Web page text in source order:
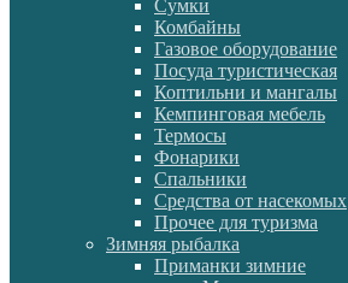
Сумки
Комбайны
Газовое оборудование
Посуда туристическая
Коптильни и мангалы
Кемпинговая мебель
Термосы
Фонарики
Спальники
Средства от насекомых
Прочее для туризма
Зимняя рыбалка
Приманки зимние